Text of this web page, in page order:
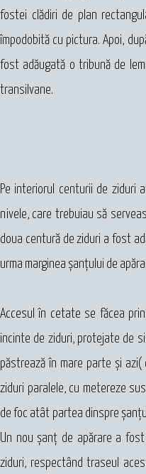
fostei clădiri de plan
împodobită cu pictura. Apoi,
fost adăugată o tribună de
transilvane.
Pe interiorul centurii de ziduri
nivele, care trebuiau să
doua centură de ziduri a fost
urma marginea şanţului de
Accesul în cetate se făcea
incinte de ziduri, protejate de
păstrează în mare parte şi
ziduri paralele, cu metereze
de foc atât partea dinspre
Un nou șanț de apărare a
ziduri, respectând traseul